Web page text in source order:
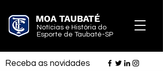
MOA TAUBATÉ
Notícias e História do
Esporte de Taubaté-SP
Receba as novidades